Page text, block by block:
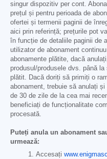
singur dispozitiv per cont.
prețul și pentru perioada de
ofertei și termenii paginii de
aici prin referință; prețurile pot
în funcție de detaliile paginii de
utilizator de abonament
abonamente plătite, dacă
produsul/produsele dvs. până
plătit. Dacă doriți să primiți o
abonament, trebuie să anulați
de 30 de zile de la cea mai
beneficiați de funcționalitate
procesată.
Puteți anula un abonament
urmează:
Accesați